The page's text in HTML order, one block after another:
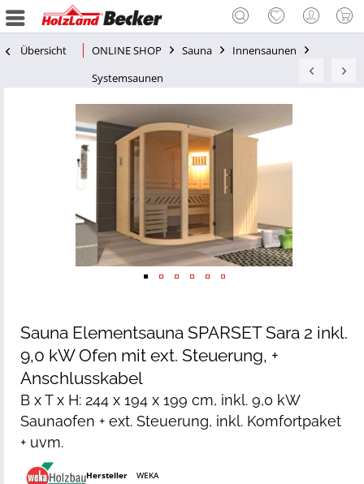
Übersicht ONLINE SHOP Sauna
Innensaunen
Systemsaunen
Sauna Elementsauna SPARSET Sara 2 inkl.
9,0 kW Ofen mit ext. Steuerung, +
Anschlusskabel
B x T x H: 244 x 194 x 199 cm, inkl. 9,0 kW
Saunaofen + ext. Steuerung, inkl. Komfortpaket
+ uvm.
Hersteller
WEKA